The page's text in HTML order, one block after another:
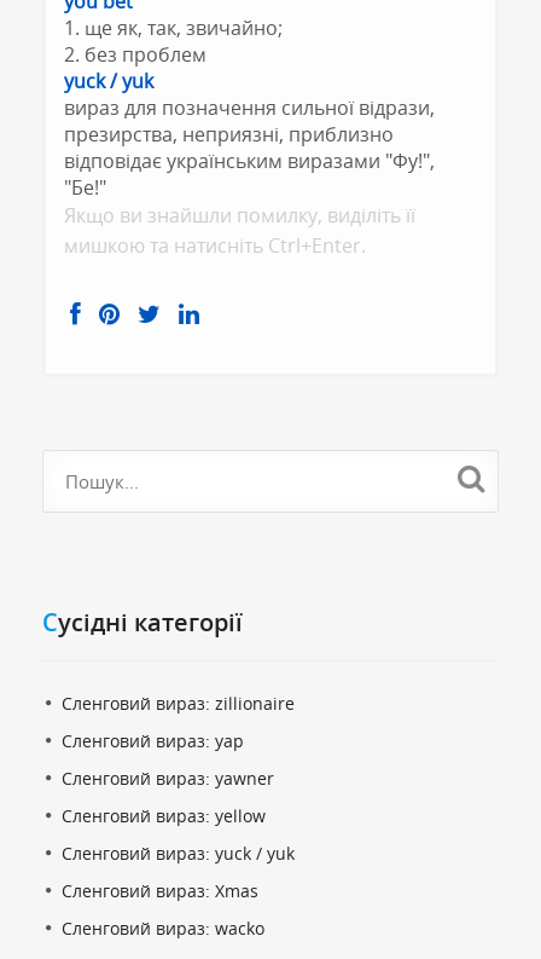
1. ще як, так, звичайно;
2. без проблем
yuck / yuk
вираз для позначення сильної відрази,
презирства, неприязні, приблизно
відповідає українським виразами "Фу!",
"Бе!"
Якщо ви знайшли помилку, видiлiть її
мишкою та натисніть Ctrl+Enter.
Cусідні категорії
Сленговий вираз: zillionaire
Сленговий вираз: yap
Сленговий вираз: yawner
Сленговий вираз: yellow
Сленговий вираз: yuck / yuk
Сленговий вираз: Xmas
Сленговий вираз: wacko